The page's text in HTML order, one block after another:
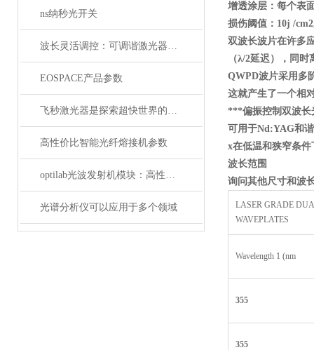
ns纳秒光开关
波长灵活调控：可调谐激光器在WDM系统中的应用解析
EOSPACE产品参数
飞秒激光器是探索超快世界的利器
高性价比智能光纤熔接机参数
optilab光波发射机模块：高性能通信的核心组件
光谱分析仪可以应用于多个领域
增透涂层：每个表
损伤阈值：10j /
双波长波片在许多
（λ/2延迟），同时
QWPD波片采用多
这就产生了一个相
***偏振控制双波长
可用于Nd:YAG和
x在低温和狭窄条件
波长范围
询问其他尺寸和波
LASER GRADE
WAVEPLATES
Wavelength 1 (nm
355
355